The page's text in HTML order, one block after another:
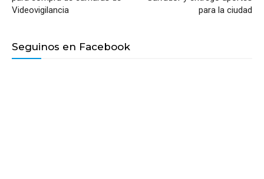
Videovigilancia
para la ciudad
Seguinos en Facebook